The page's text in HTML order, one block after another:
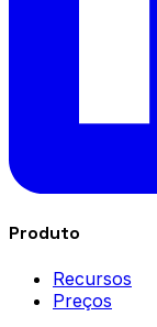
Produto
Recursos
Preços